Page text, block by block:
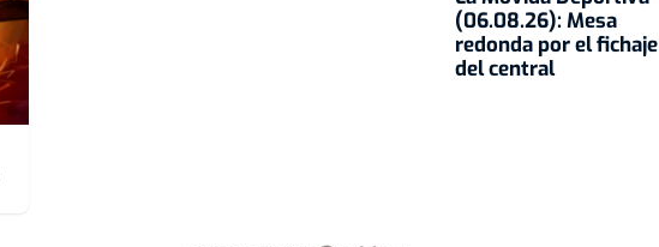
(06.08.26): Mesa
redonda por el fichaje
del central